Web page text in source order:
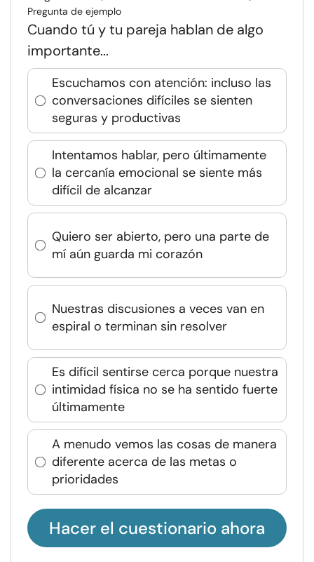
Pregunta de ejemplo
Cuando tú y tu pareja hablan de algo
importante...
Escuchamos con atención: incluso las
conversaciones difíciles se sienten
seguras y productivas
Intentamos hablar, pero últimamente
la cercanía emocional se siente más
difícil de alcanzar
Quiero ser abierto, pero una parte de
mí aún guarda mi corazón
Nuestras discusiones a veces van en
espiral o terminan sin resolver
Es difícil sentirse cerca porque nuestra
intimidad física no se ha sentido fuerte
últimamente
A menudo vemos las cosas de manera
diferente acerca de las metas o
prioridades
Hacer el cuestionario ahora